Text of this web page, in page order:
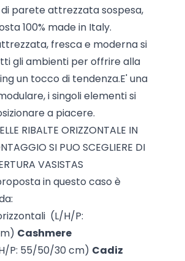
di parete attrezzata sospesa,
100% made in Italy.
fresca e moderna si
gli ambienti per offrire alla
un tocco di tendenza.E' una
i singoli elementi si
a piacere.
RIBALTE ORIZZONTALE IN
SI PUO SCEGLIERE DI
VASISTAS
in questo caso è
(L/H/P:
Cashmere
P: 55/50/30 cm) Cadiz